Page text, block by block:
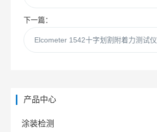
下一篇：
Elcometer 1542十字划割附着力测试仪
产品中心
涂装检测